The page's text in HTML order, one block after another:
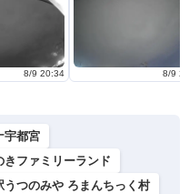
8/9 20:34 8/9
宇都宮
きファミリーランド
うつのみや ろまんちっく村